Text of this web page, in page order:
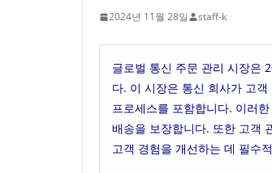
2024년 11월 28일 staff-k
글로벌 통신 주문 관리 시장은
다. 이 시장은 통신 회사가 고
프로세스를 포함합니다. 이러
배송을 보장합니다. 또한 고객
고객 경험을 개선하는 데 필수